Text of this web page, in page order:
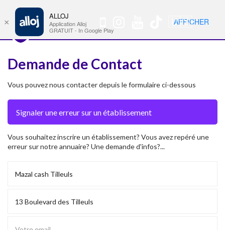
🇺🇸 Nav
Demande de Contact
Vous pouvez nous contacter depuis le formulaire ci-dessous
Vous souhaitez inscrire un établissement? Vous avez repéré une
erreur sur notre annuaire? Une demande d'infos?...
×
ALLOJ
Application Alloj
GRATUIT - In Google Play
AFFICHER